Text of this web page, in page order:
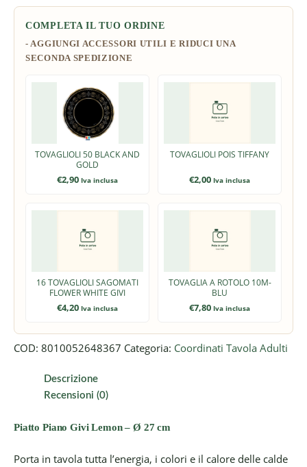
COMPLETA IL TUO ORDINE
TOVAGLIOLI 50 BLACK AND
GOLD
€2,90 Iva inclusa
TOVAGLIOLI POIS TIFFANY
€2,00 Iva inclusa
16 TOVAGLIOLI SAGOMATI
FLOWER WHITE GIVI
€4,20 Iva inclusa
TOVAGLIA A ROTOLO 10M-
BLU
€7,80 Iva inclusa
COD: 8010052648367 Categoria: Coordinati Tavola Adulti
Descrizione
Recensioni (0)
Piatto Piano Givi Lemon – Ø 27 cm
Porta in tavola tutta l’energia, i colori e il calore delle calde